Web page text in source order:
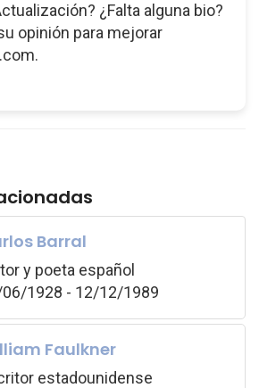
¿Falta alguna bio?
opinión para mejorar
Barral
y poeta español
1928 - 12/12/1989
Faulkner
estadounidense